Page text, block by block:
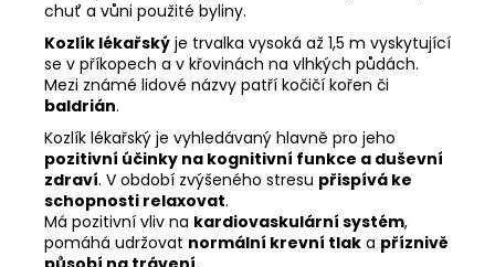
chuť a vůni použité byliny.
Kozlík lékařský je trvalka vysoká až 1,5 m vyskytující
se v příkopech a v křovinách na vlhkých půdách.
Mezi známé lidové názvy patří kočičí kořen či
baldrián.
Kozlík lékařský je vyhledávaný hlavně pro jeho
pozitivní účinky na kognitivní funkce a duševní
zdraví. V období zvýšeného stresu přispívá ke
schopnosti relaxovat.
Má pozitivní vliv na kardiovaskulární systém,
pomáhá udržovat normální krevní tlak a příznivě